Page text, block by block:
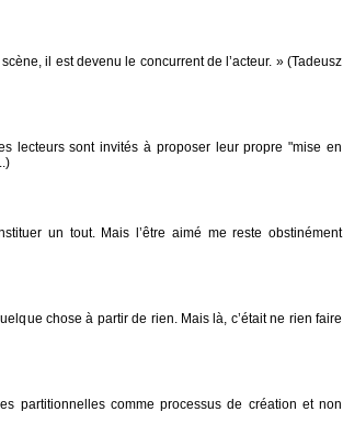
il est devenu le concurrent de l’acteur. » (Tadeusz
lecteurs sont invités à proposer leur propre "mise en
un tout. Mais l’être aimé me reste obstinément
chose à partir de rien. Mais là, c’était ne rien faire
partitionnelles comme processus de création et non